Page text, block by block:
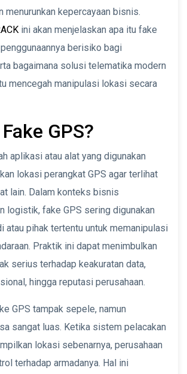
menurunkan kepercayaan bisnis.
ini akan menjelaskan apa itu fake
berisiko bagi
bagaimana solusi telematika modern
mencegah manipulasi lokasi secara
GPS?
aplikasi atau alat yang digunakan
lokasi perangkat GPS agar terlihat
lain. Dalam konteks bisnis
logistik, fake GPS sering digunakan
atau pihak tertentu untuk memanipulasi
Praktik ini dapat menimbulkan
serius terhadap keakuratan data,
hingga reputasi perusahaan.
GPS tampak sepele, namun
sangat luas. Ketika sistem pelacakan
lokasi sebenarnya, perusahaan
terhadap armadanya. Hal ini